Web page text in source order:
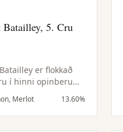
Batailley, 5. Cru
er flokkað
í hinni opinberu
og er jafnan meðal
á vinstri bakka
framleiðsla
Merlot 13.60%